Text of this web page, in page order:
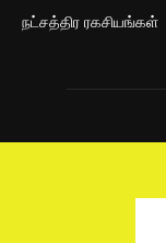
நட்சத்திர ரகசியங்கள்